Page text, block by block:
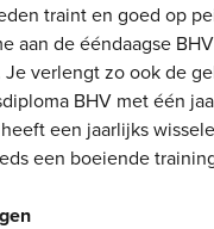
traint en goed op
aan de ééndaagse BHV
Je verlengt zo ook de
BHV met één
een jaarlijks
een boeiende